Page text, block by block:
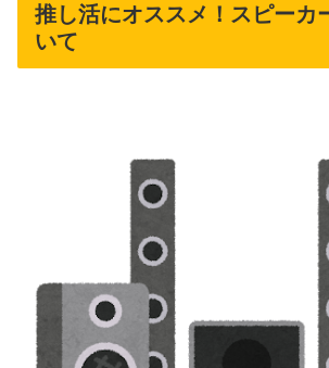
推し活にオススメ！スピーカ
いて